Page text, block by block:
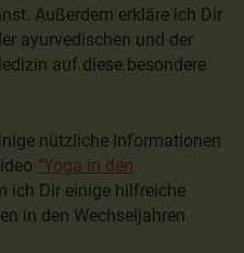
Außerdem erkläre ich Dir
ayurvedischen und der
auf diese besondere
nützliche Informationen
"Yoga in den
ich Dir einige hilfreiche
in den Wechseljahren